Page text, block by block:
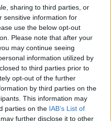
sharing to third parties, or
sensitive information for
use the below opt-out
Please note that after your
may continue seeing
information utilized by
to third parties prior to
opt-out of the further
by third parties on the
This information may
parties on the IAB’s List of
further disclose it to other
RRA